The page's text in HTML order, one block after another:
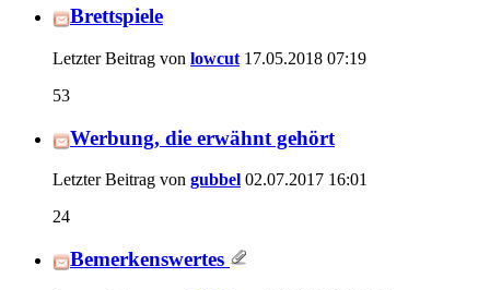
Brettspiele
Letzter Beitrag von lowcut 17.05.2018 07:19
53
Werbung, die erwähnt gehört
Letzter Beitrag von gubbel 02.07.2017 16:01
24
Bemerkenswertes